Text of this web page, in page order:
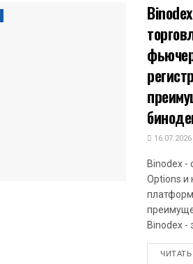
16.07.2026
Binodex -
Options и
Binodex -